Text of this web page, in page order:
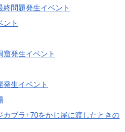
終問題発生イベント
ント
窟発生イベント
発生イベント
カブラ+70をかじ屋に渡したときの